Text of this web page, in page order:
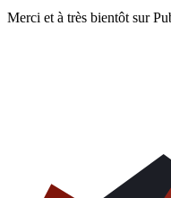
Merci et à très bientôt sur